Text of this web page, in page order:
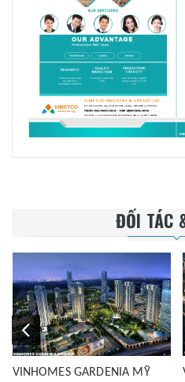
ĐỐI TÁC
VINHOMES GARDENIA MỸ